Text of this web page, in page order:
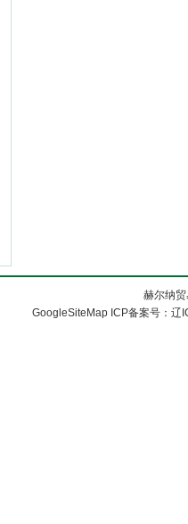
赫尔纳
GoogleSiteMap ICP备案号：辽